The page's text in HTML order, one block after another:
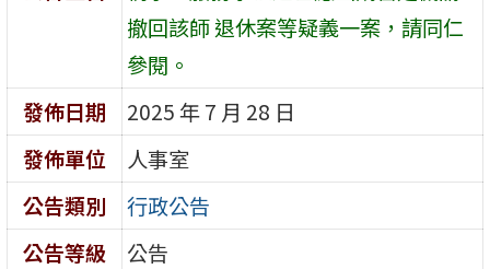
撤回該師 退休案等疑義一案，請同仁
參閱。
發佈日期
2025 年 7 月 28 日
發佈單位
人事室
公告類別
行政公告
公告等級
公告